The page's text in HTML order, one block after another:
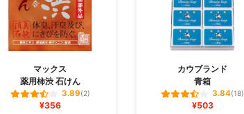
マックス
薬用柿渋 石けん
3.89(2)
¥356
カウブランド
青箱
3.84(18)
¥503